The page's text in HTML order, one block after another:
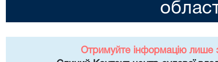
Отримуйте інформацію лише